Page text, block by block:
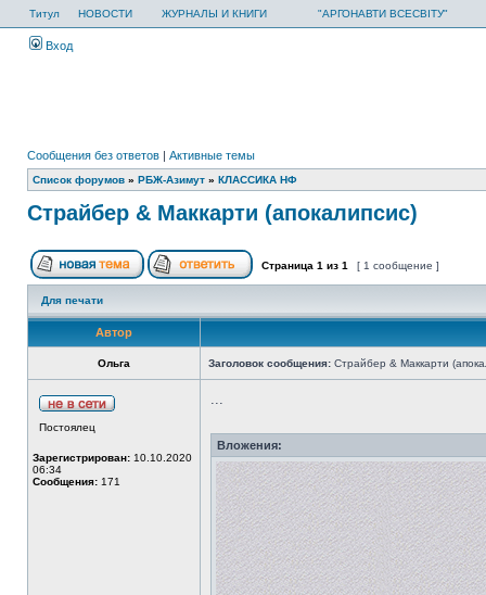
Титул НОВОСТИ ЖУРНАЛЫ И КНИГИ "АРГОНАВТИ ВСЕСВІТУ"
Вход
Сообщения без ответов | Активные темы
Список форумов » РБЖ-Азимут » КЛАССИКА НФ
Страйбер & Маккарти (апокалипсис)
Страница 1 из 1 [ 1 сообщение ]
Для печати
Автор
Ольга Заголовок сообщения: Страйбер & Маккарти
Постоялец
Зарегистрирован: 10.10.2020
06:34
Сообщения: 171
...
Вложения: